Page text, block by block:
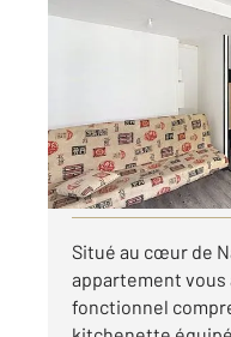
24,60 m
, 1 pièce
Ref : 40808
435 €
par mois charges
Visiter le site dédié
Situé au cœur de
appartement vous
fonctionnel